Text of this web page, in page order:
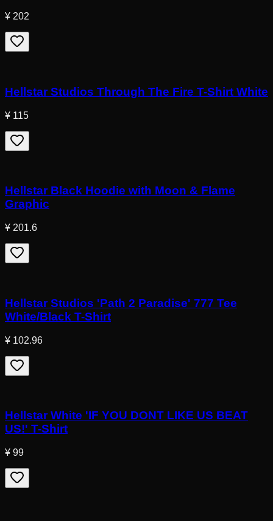
¥ 202
Hellstar Studios Through The Fire T-Shirt White
¥ 115
Hellstar Black Hoodie with Moon & Flame
Graphic
¥ 201.6
Hellstar Studios 'Path 2 Paradise' 777 Tee
White/Black T-Shirt
¥ 102.96
Hellstar White 'IF YOU DONT LIKE US BEAT
US!' T-Shirt
¥ 99